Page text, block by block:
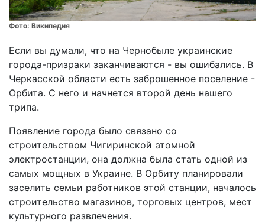
Фото: Википедия
Если вы думали, что на Чернобыле украинские
города-призраки заканчиваются - вы ошибались. В
Черкасской области есть заброшенное поселение -
Орбита. С него и начнется второй день нашего
трипа.
Появление города было связано со
строительством Чигиринской атомной
электростанции, она должна была стать одной из
самых мощных в Украине. В Орбиту планировали
заселить семьи работников этой станции, началось
строительство магазинов, торговых центров, мест
культурного развлечения.